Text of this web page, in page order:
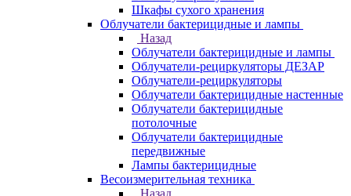
Шкафы сухого хранения
Облучатели бактерицидные и лампы
Назад
Облучатели бактерицидные и лампы
Облучатели-рециркуляторы ДЕЗАР
Облучатели-рециркуляторы
Облучатели бактерицидные настенные
Облучатели бактерицидные
потолочные
Облучатели бактерицидные
передвижные
Лампы бактерицидные
Весоизмерительная техника
Назад